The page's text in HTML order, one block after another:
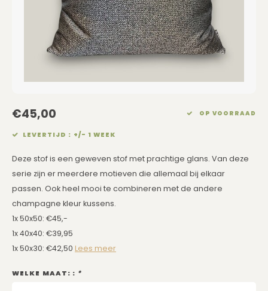
Eetkamerstoelen
Rechthoekige Lampenkappen
Schuine Lampenkappen
Pet Lampenkappen
Kussens Goud
Kussens Grijs
Kussens SALE
Dienbladen / Schalen
Kunstbloemen
Zuilen
Kadobon
€45,00 OP VOORRAAD
LEVERTIJD : +/- 1 WEEK
Deze stof is een geweven stof met prachtige glans. Van deze
serie zijn er meerdere motieven die allemaal bij elkaar
passen. Ook heel mooi te combineren met de andere
champagne kleur kussens.
1x 50x50: €45,-
1x 40x40: €39,95
1x 50x30: €42,50 Lees meer
WELKE MAAT: : *